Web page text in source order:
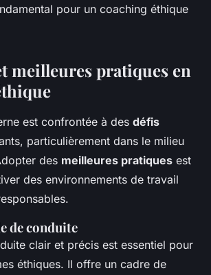
pour un coaching éthique
meilleures pratiques en
est confrontée à des défis
particulièrement dans le milieu
des meilleures pratiques est
des environnements de travail
de conduite
clair et précis est essentiel pour
éthiques. Il offre un cadre de